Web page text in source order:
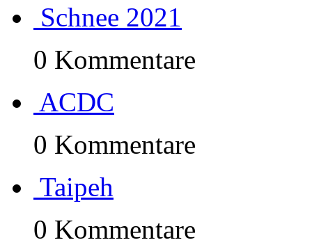
Schnee 2021
0 Kommentare
ACDC
0 Kommentare
Taipeh
0 Kommentare